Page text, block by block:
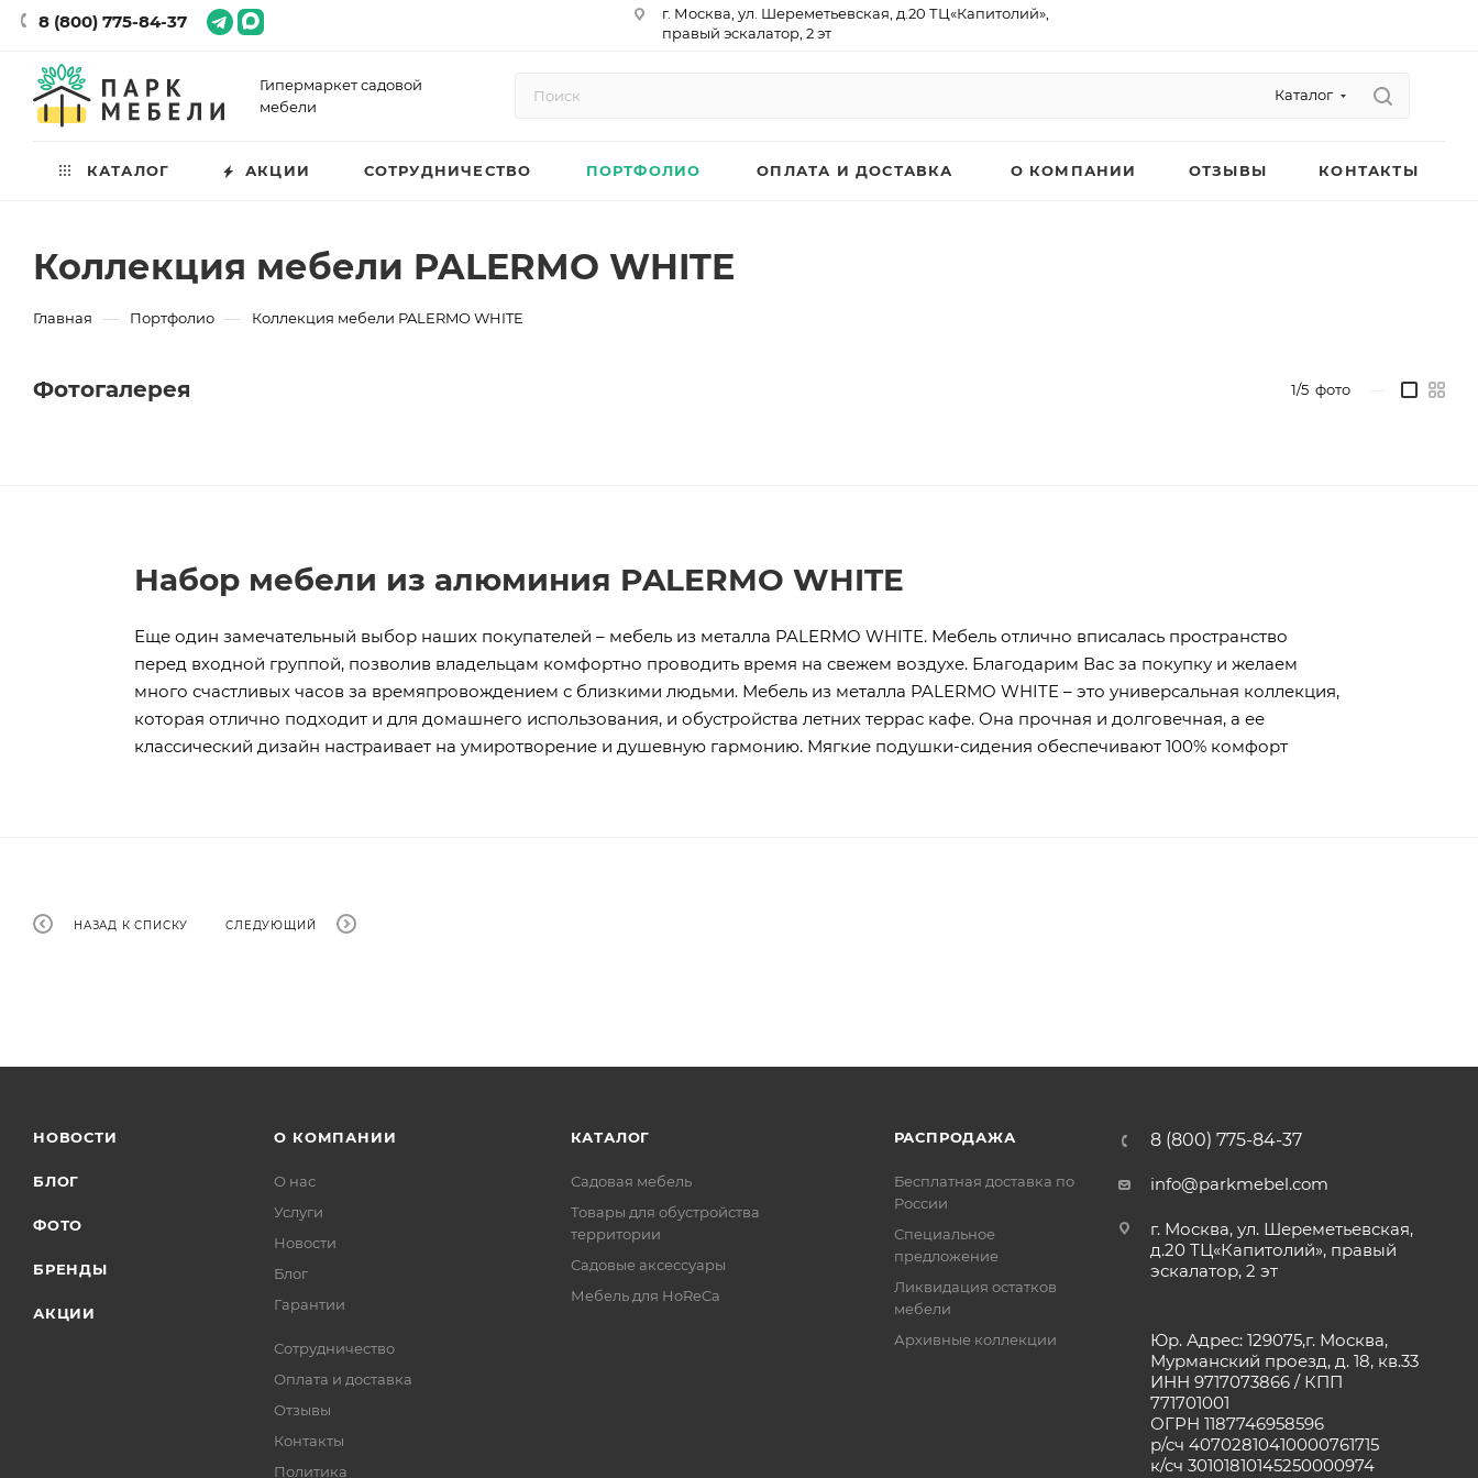
8 (800) 775-84-37
г. Москва, ул. Шереметьевская, д.20 ТЦ«Капитолий»,
правый эскалатор, 2 эт
р/сч 40702810410000761715
Гипермаркет садовой
мебели
Каталог
КАТАЛОГ АКЦИИ СОТРУДНИЧЕСТВО ПОРТФОЛИО ОПЛАТА И ДОСТАВКА О КОМПАНИИ ОТЗЫВЫ КОНТАКТЫ
Коллекция мебели PALERMO WHITE
Главная — Портфолио — Коллекция мебели PALERMO WHITE
Фотогалерея 1/5 фото
Набор мебели из алюминия PALERMO WHITE
Еще один замечательный выбор наших покупателей – мебель из металла PALERMO WHITE. Мебель отлично вписалась пространство
перед входной группой, позволив владельцам комфортно проводить время на свежем воздухе. Благодарим Вас за покупку и желаем
много счастливых часов за времяпровождением с близкими людьми. Мебель из металла PALERMO WHITE – это универсальная коллекция,
которая отлично подходит и для домашнего использования, и обустройства летних террас кафе. Она прочная и долговечная, а ее
классический дизайн настраивает на умиротворение и душевную гармонию. Мягкие подушки-сидения обеспечивают 100% комфорт
НАЗАД К СПИСКУ СЛЕДУЮЩИЙ
НОВОСТИ
БЛОГ
ФОТО
БРЕНДЫ
АКЦИИ
О КОМПАНИИ
О нас
Услуги
Новости
Блог
Гарантии
Сотрудничество
Оплата и доставка
Отзывы
Контакты
Политика
КАТАЛОГ
Садовая мебель
Товары для обустройства
территории
Садовые аксессуары
Мебель для HoReCa
РАСПРОДАЖА
Бесплатная доставка по
России
Специальное
предложение
Ликвидация остатков
мебели
Архивные коллекции
8 (800) 775-84-37
info@parkmebel.com
г. Москва, ул. Шереметьевская,
д.20 ТЦ«Капитолий», правый
эскалатор, 2 эт
Юр. Адрес: 129075,г. Москва,
Мурманский проезд, д. 18, кв.33
ИНН 9717073866 / КПП
771701001
ОГРН 1187746958596
р/сч 40702810410000761715
к/сч 30101810145250000974